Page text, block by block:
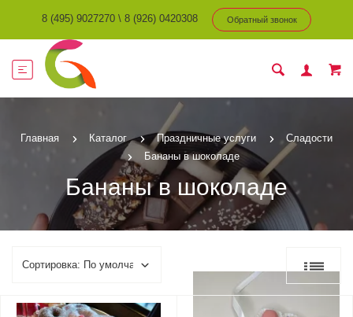
8 (495) 9027270 \ 8 (926) 0420308 Обратный звонок
Главная Каталог Праздничные услуги
Сладости
Бананы в шоколаде
Бананы в шоколаде